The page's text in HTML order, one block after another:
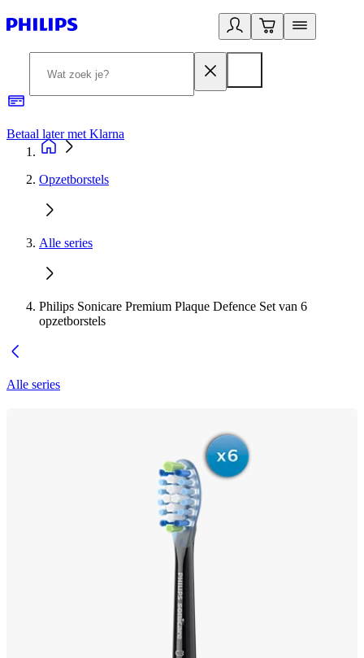
Betaal later met Klarna
Opzetborstels
Alle series
Philips Sonicare Premium Plaque Defence Set van 6
opzetborstels
Alle series